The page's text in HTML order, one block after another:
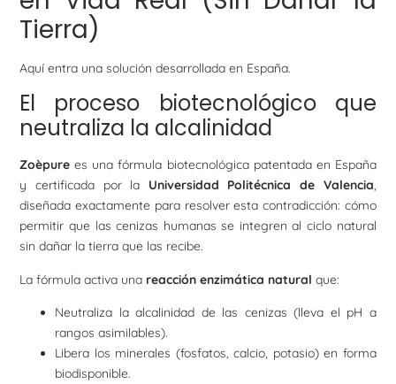
Tierra)
Aquí entra una solución desarrollada en España.
El proceso biotecnológico que
neutraliza la alcalinidad
Zoèpure es una fórmula biotecnológica patentada en España
y certificada por la Universidad Politécnica de Valencia,
diseñada exactamente para resolver esta contradicción: cómo
permitir que las cenizas humanas se integren al ciclo natural
sin dañar la tierra que las recibe.
La fórmula activa una reacción enzimática natural que:
Neutraliza la alcalinidad de las cenizas (lleva el pH a
rangos asimilables).
Libera los minerales (fosfatos, calcio, potasio) en forma
biodisponible.